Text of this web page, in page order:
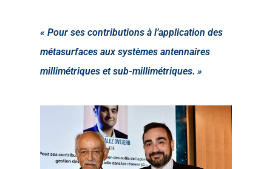
« Pour ses contributions à l’application des
métasurfaces aux systèmes antennaires
millimétriques et sub-millimétriques. »